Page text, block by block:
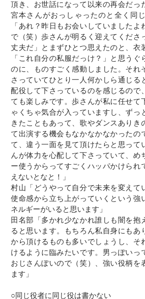
頂き、お世話になって以来の再会だっ
宮本さんがおっしゃったのと全く同
「あれ？昨日もお会いしていましたよ
で（笑）歩さんが明るく迎えてくださ
丈夫だ」とまずひとつ思えたのと、衣
「これ自分の私服だっけ？」と思うぐ
のに、ものすごく感動しました。それ
さっていてひとり一人何かしら通じる
配役して下さっているのを感じるので
ても楽しみです。歩さんが私に任せて
ゃくちゃ気合が入っていますし、ずっ
きたこともあって、歌やダンスありき
て出演する機会もなかなかなかったの
て、違う一面を見て頂けたらと思って
んが体力を心配して下さっていて、め
ー使うからってすごくハッパかけられ
えないとなと！」
村山「どうやって自分で未来を変えて
使命感から立ち上がっていくという強
ネルギーがいると思います」
田名部「多かれ少なかれ誰しも闇を抱
ると思います。もちろん私自身にもあ
から頂けるものも多いでしょうし、そ
けるように臨みたいです。男っぽいっ
おじさんぽいので（笑）、強い役柄を
ます」
○同じ役者に同じ役は書かない